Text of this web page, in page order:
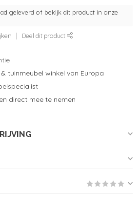
geleverd of bekijk dit product in onze
Deel dit product
tuinmeubel winkel van Europa
direct mee te nemen